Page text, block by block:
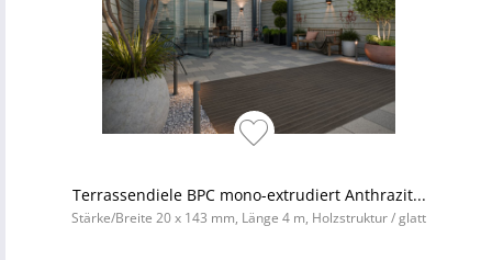
Terrassendiele BPC mono-extrudiert Anthrazit...
Stärke/Breite 20 x 143 mm, Länge 4 m, Holzstruktur / glatt